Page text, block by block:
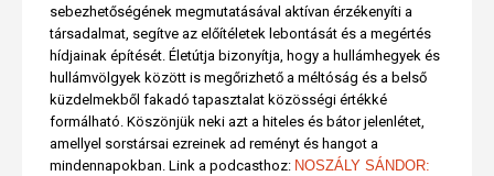
sebezhetőségének megmutatásával aktívan érzékenyíti a
társadalmat, segítve az előítéletek lebontását és a megértés
hídjainak építését. Életútja bizonyítja, hogy a hullámhegyek és
hullámvölgyek között is megőrizhető a méltóság és a belső
küzdelmekből fakadó tapasztalat közösségi értékké
formálható. Köszönjük neki azt a hiteles és bátor jelenlétet,
amellyel sorstársai ezreinek ad reményt és hangot a
mindennapokban. Link a podcasthoz: NOSZÁLY SÁNDOR: